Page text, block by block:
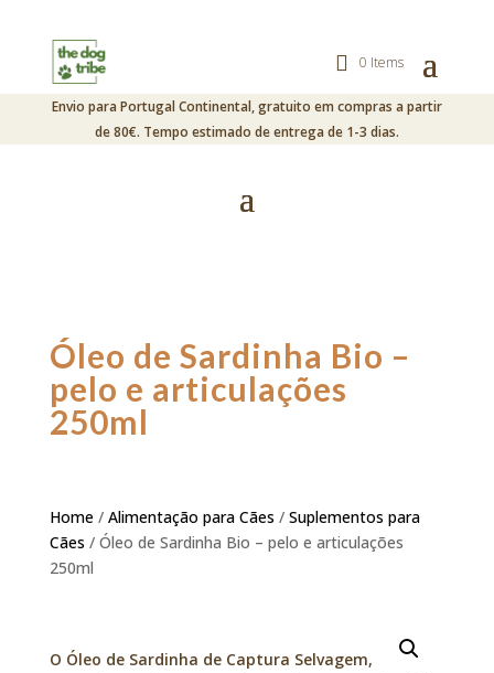
0 Items
Envio para Portugal Continental, gratuito em compras a partir
de 80€. Tempo estimado de entrega de 1-3 dias.
Óleo de Sardinha Bio –
pelo e articulações
250ml
Home/ Alimentação para Cães / Suplementos para
Cães / Óleo de Sardinha Bio – pelo e articulações
250ml
O Óleo de Sardinha de Captura Selvagem,